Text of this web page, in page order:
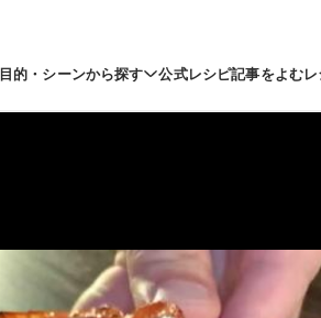
目的・シーンから探す 公式レシピ記事をよむレ